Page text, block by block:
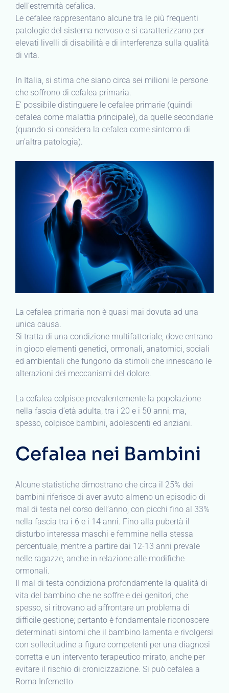
dell’estremità cefalica.
Le cefalee rappresentano alcune tra le più frequenti
patologie del sistema nervoso e si caratterizzano per
elevati livelli di disabilità e di interferenza sulla qualità
di vita.
In Italia, si stima che siano circa sei milioni le persone
che soffrono di cefalea primaria.
E’ possibile distinguere le cefalee primarie (quindi
cefalea come malattia principale), da quelle secondarie
(quando si considera la cefalea come sintomo di
un’altra patologia).
La cefalea primaria non è quasi mai dovuta ad una
unica causa.
Si tratta di una condizione multifattoriale, dove entrano
in gioco elementi genetici, ormonali, anatomici, sociali
ed ambientali che fungono da stimoli che innescano le
alterazioni dei meccanismi del dolore.
La cefalea colpisce prevalentemente la popolazione
nella fascia d’età adulta, tra i 20 e i 50 anni, ma,
spesso, colpisce bambini, adolescenti ed anziani.
Cefalea nei Bambini
Alcune statistiche dimostrano che circa il 25% dei
bambini riferisce di aver avuto almeno un episodio di
mal di testa nel corso dell’anno, con picchi fino al 33%
nella fascia tra i 6 e i 14 anni. Fino alla pubertà il
disturbo interessa maschi e femmine nella stessa
percentuale, mentre a partire dai 12-13 anni prevale
nelle ragazze, anche in relazione alle modifiche
ormonali.
Il mal di testa condiziona profondamente la qualità di
vita del bambino che ne soffre e dei genitori, che
spesso, si ritrovano ad affrontare un problema di
difficile gestione; pertanto è fondamentale riconoscere
determinati sintomi che il bambino lamenta e rivolgersi
con sollecitudine a figure competenti per una diagnosi
corretta e un intervento terapeutico mirato, anche per
evitare il rischio di cronicizzazione. Si può cefalea a
Roma Infernetto